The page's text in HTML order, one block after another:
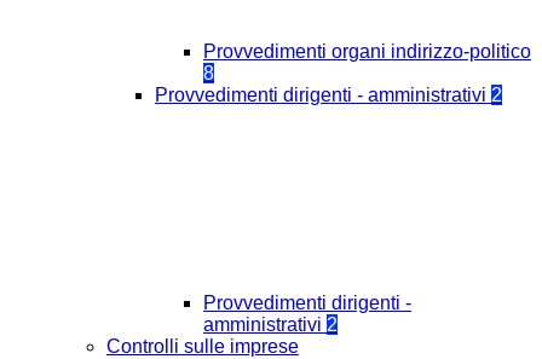
Provvedimenti organi indirizzo-politico
8
Provvedimenti dirigenti - amministrativi 2
Provvedimenti dirigenti -
amministrativi 2
Controlli sulle imprese